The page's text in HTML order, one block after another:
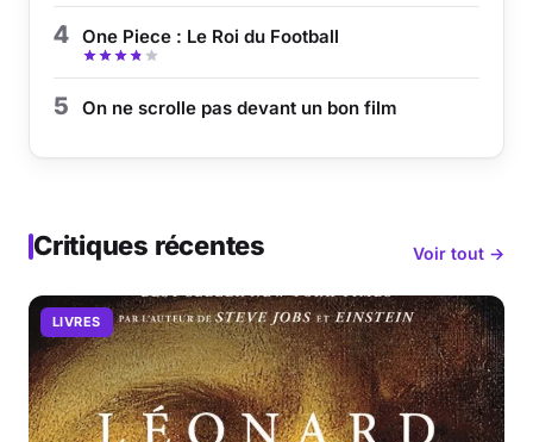
4 One Piece : Le Roi du Football
5 On ne scrolle pas devant un bon film
Critiques récentes Voir tout →
LIVRES